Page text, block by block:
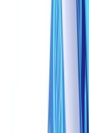
documentos gerados por
digitais, criados como
As taxas de detecção por
35-45% para falsificações
contra documentos